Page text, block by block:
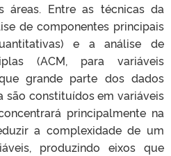
áreas. Entre as técnicas da
de componentes principais
e a análise de
(ACM, para variáveis
grande parte dos dados
são constituídos em variáveis
principalmente na
a complexidade de um
produzindo eixos que